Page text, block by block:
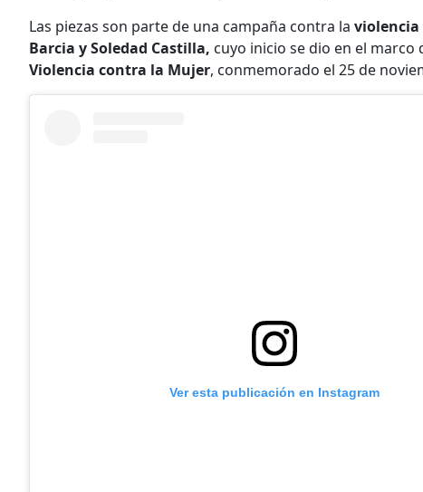
Las piezas son parte de una campaña contra la violencia
Barcia y Soledad Castilla, cuyo inicio se dio en el marco
Violencia contra la Mujer, conmemorado el 25 de
Ver esta publicación en Instagram